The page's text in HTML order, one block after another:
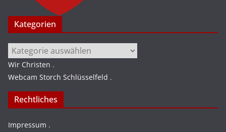
Kategorien
Kategorien
Wir Christen .
Webcam Storch Schlüsselfeld .
Rechtliches
Impressum .